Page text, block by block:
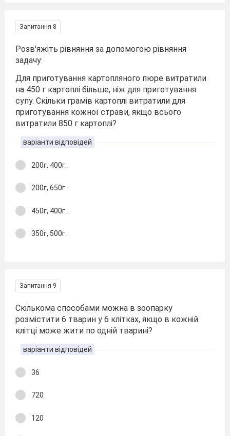
Запитання 8
Розв'яжіть рівняння за допомогою рівняння
задачу:
Для приготування картопляного пюре витратили
на 450 г картоплі більше, ніж для приготування
супу. Скільки грамів картоплі витратили для
приготування кожної страви, якщо всього
витратили 850 г картоплі?
варіанти відповідей
200г, 400г.
200г, 650г.
450г, 400г.
350г, 500г.
Запитання 9
Скількома способами можна в зоопарку
розмістити 6 тварин у 6 клітках, якщо в кожній
клітці може жити по одній тварині?
варіанти відповідей
36
720
120